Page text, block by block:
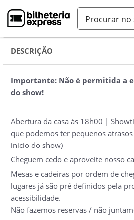
DESCRIÇÃO
Importante: Não é permitida a
do show!
Abertura da casa às 18h00 |
que podemos ter pequenos
inicio do show)
Cheguem cedo e aproveite nosso
Mesas e cadeiras por ordem de
lugares já são pré definidos pela
acessibilidade.
Não fazemos reservas / não